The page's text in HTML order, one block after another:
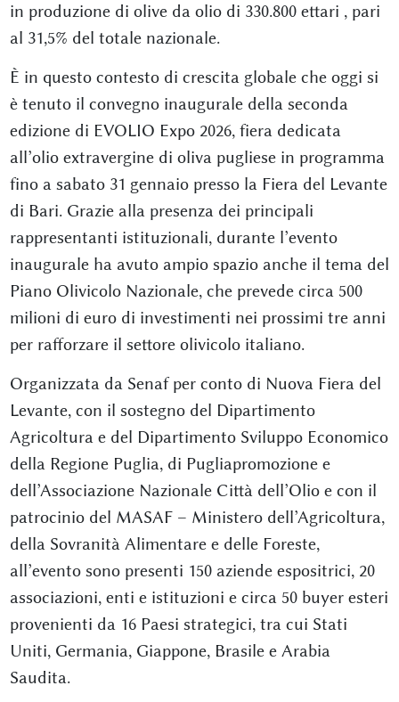
in produzione di olive da olio di 330.800 ettari , pari
al 31,5% del totale nazionale.
È in questo contesto di crescita globale che oggi si
è tenuto il convegno inaugurale della seconda
edizione di EVOLIO Expo 2026, fiera dedicata
all’olio extravergine di oliva pugliese in programma
fino a sabato 31 gennaio presso la Fiera del Levante
di Bari. Grazie alla presenza dei principali
rappresentanti istituzionali, durante l’evento
inaugurale ha avuto ampio spazio anche il tema del
Piano Olivicolo Nazionale, che prevede circa 500
milioni di euro di investimenti nei prossimi tre anni
per rafforzare il settore olivicolo italiano.
Organizzata da Senaf per conto di Nuova Fiera del
Levante, con il sostegno del Dipartimento
Agricoltura e del Dipartimento Sviluppo Economico
della Regione Puglia, di Pugliapromozione e
dell’Associazione Nazionale Città dell’Olio e con il
patrocinio del MASAF – Ministero dell’Agricoltura,
della Sovranità Alimentare e delle Foreste,
all’evento sono presenti 150 aziende espositrici, 20
associazioni, enti e istituzioni e circa 50 buyer esteri
provenienti da 16 Paesi strategici, tra cui Stati
Uniti, Germania, Giappone, Brasile e Arabia
Saudita.